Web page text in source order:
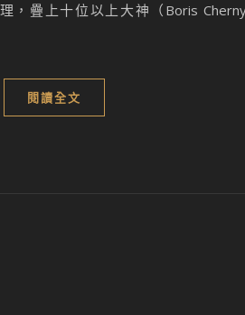
疊上十位以上大神（Boris
閱讀全文